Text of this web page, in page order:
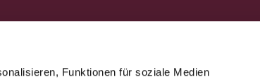
Funktionen für soziale Medien
 +4923831610ham-kg-boenen@kirchenkreis-